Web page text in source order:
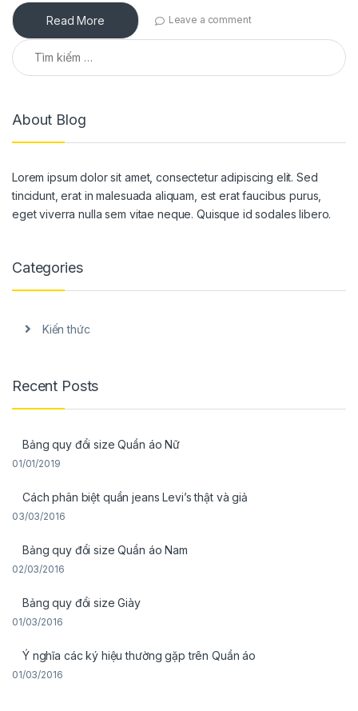
Read More Leave a comment
Tìm kiếm cho:
About Blog
Lorem ipsum dolor sit amet, consectetur adipiscing elit. Sed
tincidunt, erat in malesuada aliquam, est erat faucibus purus,
eget viverra nulla sem vitae neque. Quisque id sodales libero.
Categories
Kiến thức
Recent Posts
Bảng quy đổi size Quần áo Nữ
01/01/2019
Cách phân biệt quần jeans Levi’s thật và giả
03/03/2016
Bảng quy đổi size Quần áo Nam
02/03/2016
Bảng quy đổi size Giày
01/03/2016
Ý nghĩa các ký hiệu thường gặp trên Quần áo
01/03/2016